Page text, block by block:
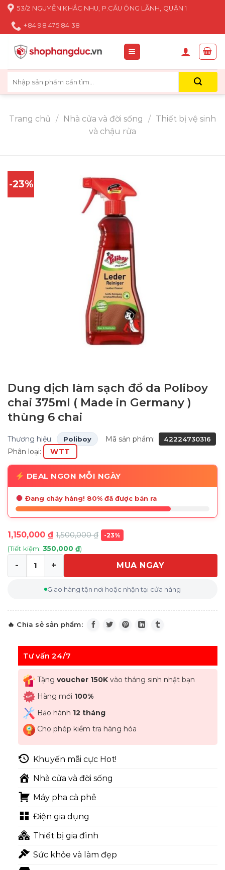
Skip
content
53/2 NGUYỄN KHẮC NHU, P.CẦU ÔNG LÃNH, QUẬN 1
+84 98 475 84 38
kiếm:
Trang chủ / Nhà cửa và đời sống / Thiết bị vệ sinh
và chậu rửa
-23%
Dung dịch làm sạch đồ da Poliboy
chai 375ml ( Made in Germany )
thùng 6 chai
Thương hiệu: Poliboy Mã sản phẩm: 42224730316
Phân loại: WTT
DEAL NGON MỖI NGÀY
Đang cháy hàng! 80% đã được bán ra
1,150,000 ₫ 1,500,000₫ -23%
(Tiết kiệm: 350,000 ₫)
Dung dịch làm sạch đồ da Poliboy chai 375ml ( Made
MUA NGAY
Giao hàng tận nơi hoặc nhận tại cửa hàng
Tư vấn 24/7
Tặng voucher 150Kvào tháng sinh nhật bạn
Hàng mới 100%
Bảo hành 12 tháng
Cho phép kiểm tra hàng hóa
Khuyến mãi cực Hot!
Nhà cửa và đời sống
Máy pha cà phê
Điện gia dụng
Thiết bị gia đình
Sức khỏe và làm đẹp